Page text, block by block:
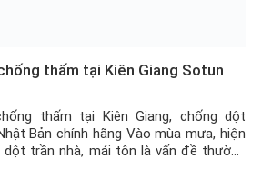
thấm tại Kiên Giang Sotun
thấm tại Kiên Giang, chống dột
Bản chính hãng Vào mùa mưa, hiện
trần nhà, mái tôn là vấn đề thường